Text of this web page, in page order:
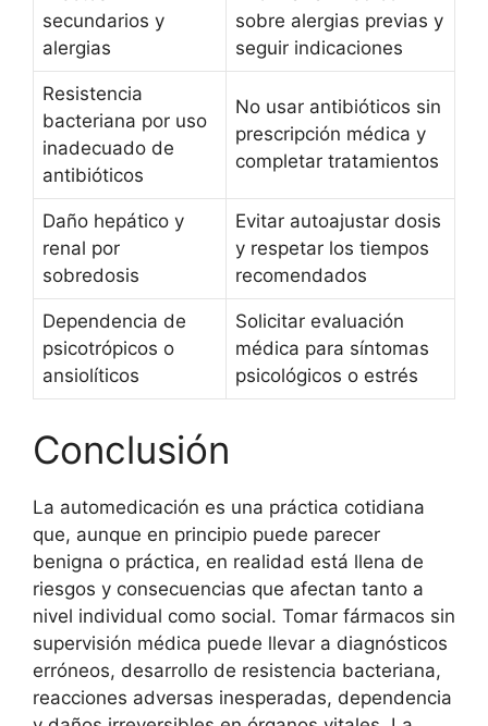
secundarios y
alergias
sobre alergias previas y
seguir indicaciones
Resistencia
bacteriana por uso
inadecuado de
antibióticos
No usar antibióticos sin
prescripción médica y
completar tratamientos
Daño hepático y
renal por
sobredosis
Evitar autoajustar dosis
y respetar los tiempos
recomendados
Dependencia de
psicotrópicos o
ansiolíticos
Solicitar evaluación
médica para síntomas
psicológicos o estrés
Conclusión
La automedicación es una práctica cotidiana
que, aunque en principio puede parecer
benigna o práctica, en realidad está llena de
riesgos y consecuencias que afectan tanto a
nivel individual como social. Tomar fármacos sin
supervisión médica puede llevar a diagnósticos
erróneos, desarrollo de resistencia bacteriana,
reacciones adversas inesperadas, dependencia